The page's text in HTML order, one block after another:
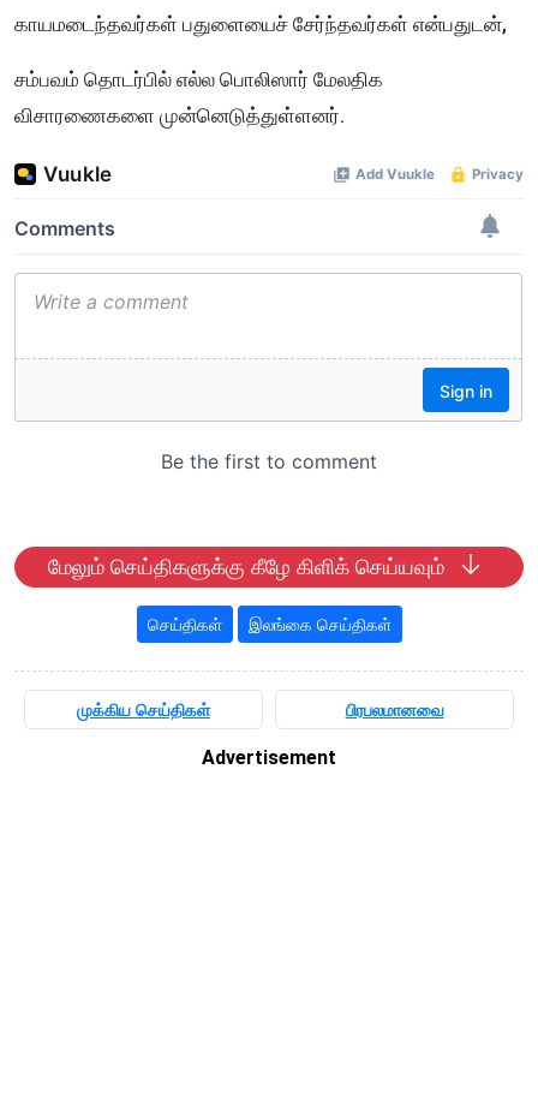
காயமடைந்தவர்கள் பதுளையைச் சேர்ந்தவர்கள் என்பதுடன்,
சம்பவம் தொடர்பில் எல்ல பொலிஸார் மேலதிக
விசாரணைகளை முன்னெடுத்துள்ளனர்.
மேலும் செய்திகளுக்கு கீழே கிளிக் செய்யவும்
செய்திகள் இலங்கை செய்திகள்
முக்கிய செய்திகள் பிரபலமானவை
Advertisement